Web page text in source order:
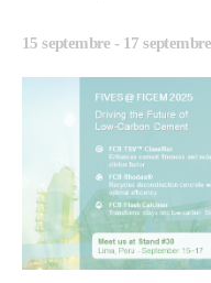
15 septembre - 17